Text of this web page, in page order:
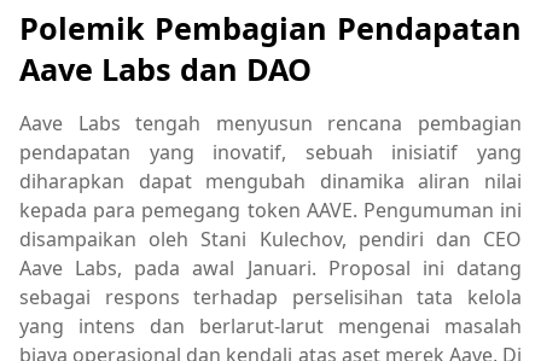
Polemik Pembagian Pendapatan
Aave Labs dan DAO
Aave Labs tengah menyusun rencana pembagian
pendapatan yang inovatif, sebuah inisiatif yang
diharapkan dapat mengubah dinamika aliran nilai
kepada para pemegang token AAVE. Pengumuman ini
disampaikan oleh Stani Kulechov, pendiri dan CEO
Aave Labs, pada awal Januari. Proposal ini datang
sebagai respons terhadap perselisihan tata kelola
yang intens dan berlarut-larut mengenai masalah
biaya operasional dan kendali atas aset merek Aave. Di